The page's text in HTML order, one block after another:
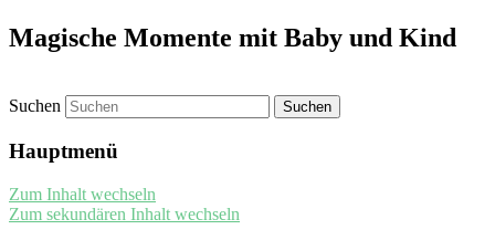
Magische Momente mit Baby und Kind
Suchen
Hauptmenü
Zum Inhalt wechseln
Zum sekundären Inhalt wechseln